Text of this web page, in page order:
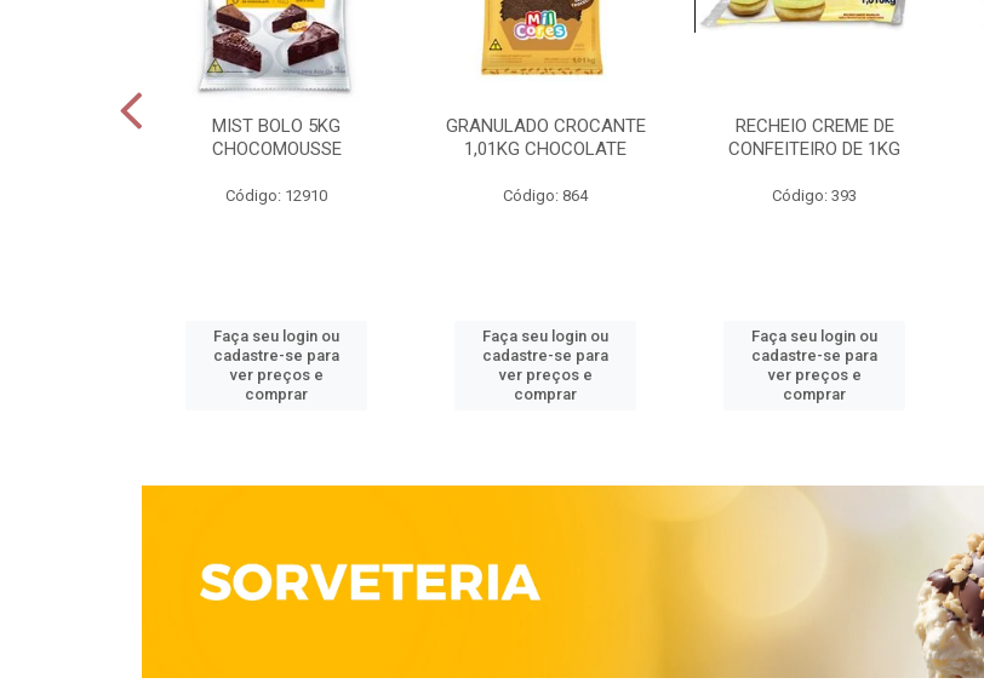
MIST BOLO 5KG
CHOCOMOUSSE
Código: 12910
Faça seu login ou
cadastre-se para
ver preços e
comprar
GRANULADO CROCANTE
1,01KG CHOCOLATE
Código: 864
Faça seu login ou
cadastre-se para
ver preços e
comprar
RECHEIO CREME DE
CONFEITEIRO DE 1KG
Código: 393
Faça seu login ou
cadastre-se para
ver preços e
comprar